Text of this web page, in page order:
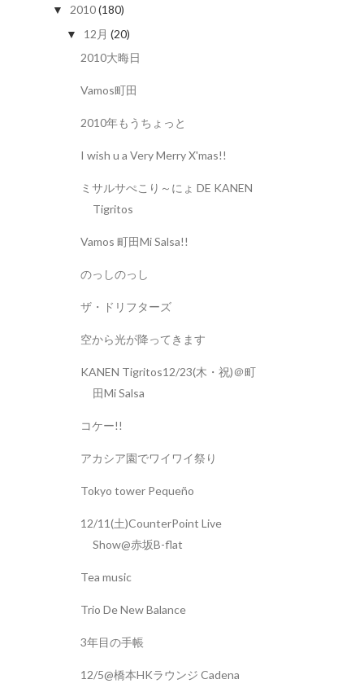
▼ 2010(180)
▼ 12月 (20)
2010大晦日
Vamos町田
2010年もうちょっと
I wish u a Very Merry X'mas!!
ミサルサぺこり～にょ DE KANEN
Tigritos
Vamos 町田Mi Salsa!!
のっしのっし
ザ・ドリフターズ
空から光が降ってきます
KANEN Tigritos12/23(木・祝)＠町
田Mi Salsa
コケー!!
アカシア園でワイワイ祭り
Tokyo tower Pequeño
12/11(土)CounterPoint Live
Show@赤坂B-flat
Tea music
Trio De New Balance
3年目の手帳
12/5@橋本HKラウンジ Cadena